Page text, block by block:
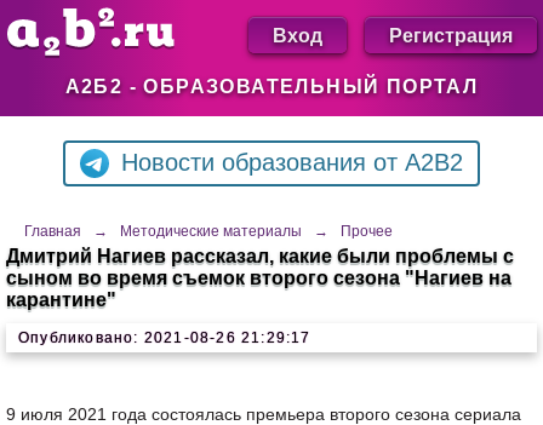
А2Б2 - ОБРАЗОВАТЕЛЬНЫЙ ПОРТАЛ
Вход Регистрация
Новости образования от A2B2
Главная → Методические материалы → Прочее
Дмитрий Нагиев рассказал, какие были проблемы с
сыном во время съемок второго сезона "Нагиев на
карантине"
Опубликовано: 2021-08-26 21:29:17
9 июля 2021 года состоялась премьера второго сезона сериала